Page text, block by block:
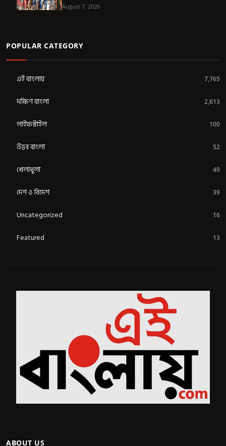
August 7, 2026
POPULAR CATEGORY
এই বাংলায় 7,765
দক্ষিণ বাংলা 2,613
লাইফস্টাইল 100
উত্তর বাংলা 52
খেলাধুলা 49
দেশ ও বিদেশ 39
Uncategorized 16
Featured 13
ABOUT US